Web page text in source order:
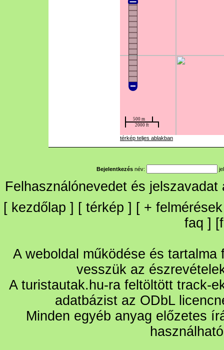
térkép teljes ablakban
Bejelentkezés név:
Felhasználónevedet és
[ kezdőlap ] [ térkép ] [ + felmérések
faq ] [
A weboldal működése és
vesszük az
A turistautak.hu-ra feltöltött track-
adatbázist az ODbL
Minden egyéb anyag előzetes